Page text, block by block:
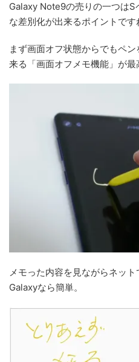
Galaxy Note9の売りの一つは
な差別化が出来るポイントです
まず画面オフ状態からでもペ
来る「画面オフメモ機能」が最
メモった内容を見ながらネッ
Galaxyなら簡単。